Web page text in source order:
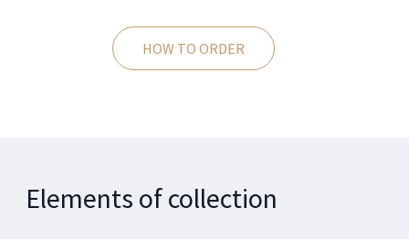
HOW TO ORDER
Elements of collection